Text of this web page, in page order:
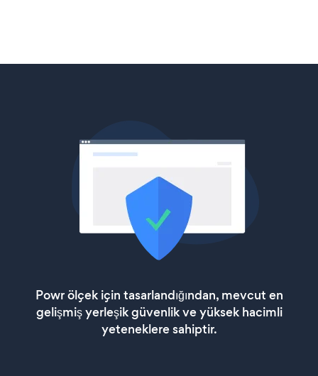
Powr ölçek için tasarlandığından, mevcut en
gelişmiş yerleşik güvenlik ve yüksek hacimli
yeteneklere sahiptir.